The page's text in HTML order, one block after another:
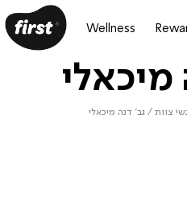
Wellness
צוות / גב' דנה מיכאלי